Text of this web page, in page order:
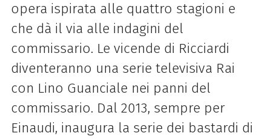
opera ispirata alle quattro stagioni e
che dà il via alle indagini del
commissario. Le vicende di Ricciardi
diventeranno una serie televisiva Rai
con Lino Guanciale nei panni del
commissario. Dal 2013, sempre per
Einaudi, inaugura la serie dei bastardi di